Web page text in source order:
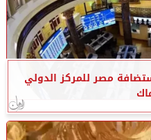
مصر للمركز الدولي